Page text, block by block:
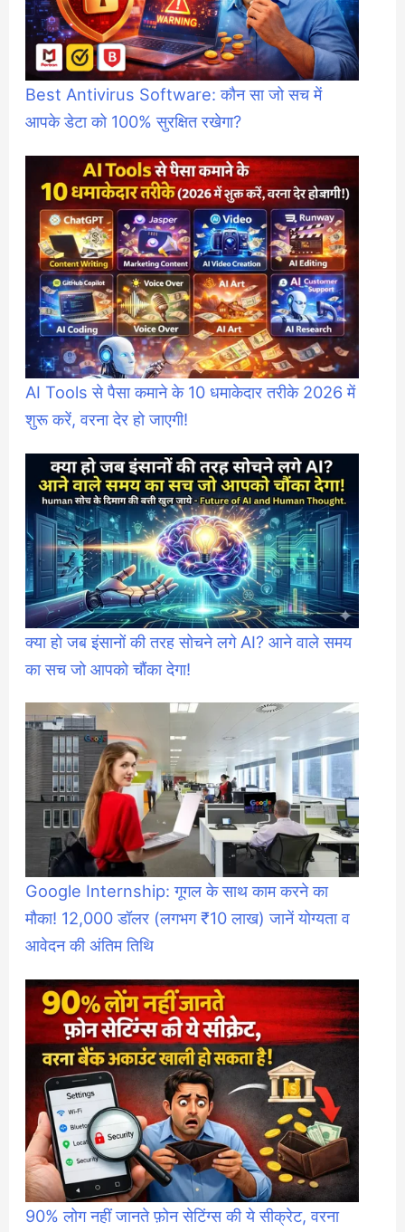
Best Antivirus Software: कौन सा जो सच में
आपके डेटा को 100% सुरक्षित रखेगा?
AI Tools से पैसा कमाने के 10 धमाकेदार तरीके 2026 में
शुरू करें, वरना देर हो जाएगी!
क्या हो जब इंसानों की तरह सोचने लगे AI? आने वाले समय
का सच जो आपको चौंका देगा!
Google Internship: गूगल के साथ काम करने का
मौका! 12,000 डॉलर (लगभग ₹10 लाख) जानें योग्यता व
आवेदन की अंतिम तिथि
90% लोग नहीं जानते फ़ोन सेटिंग्स की ये सीक्रेट, वरना